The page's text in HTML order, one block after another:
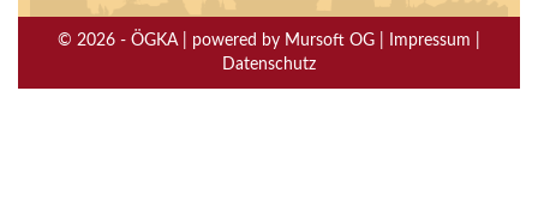
© 2026 - ÖGKA | powered by Mursoft OG | Impressum |
Datenschutz